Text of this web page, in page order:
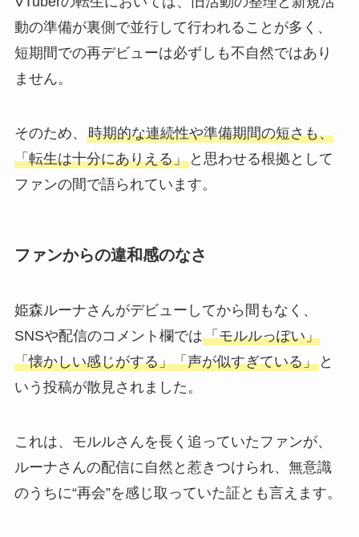
動の準備が裏側で並行して行われることが多く、
短期間での再デビューは必ずしも不自然ではあり
ません。
そのため、 時期的な連続性や準備期間の短さも、
「転生は十分にありえる」と思わせる根拠として
ファンの間で語られています。
ファンからの違和感のなさ
姫森ルーナさんがデビューしてから間もなく、
SNSや配信のコメント欄では「モルルっぽい」
「懐かしい感じがする」「声が似すぎている」と
いう投稿が散見されました。
これは、モルルさんを長く追っていたファンが、
ルーナさんの配信に自然と惹きつけられ、無意識
のうちに“再会”を感じ取っていた証とも言えます。